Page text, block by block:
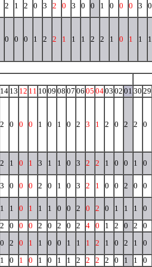
2 1 2 0 3 2 0 3 0 0 1 0 0 0 3 0
0 0 0 1 2 2 1 1 1 2 2 1 0 1 1 1
14 13 12 11 10 09 08 07 06 05 0403 02 01 30 29
2 0 0 0 1 0 1 0 2 3 1 2 0 2 2 0
2 1 0 1 3 1 1 0 3 2 2 1 0 0 1 0
3 0 0 0 2 0 1 0 3 2 1 0 0 2 0 0
1 1 0 1 1 1 0 0 2 0 2 0 1 1 1 0
2 0 0 0 2 0 2 0 2 4 0 1 2 0 2 0
0 2 0 1 1 0 0 1 1 1 2 1 0 2 1 0
1 0 1 0 1 0 1 1 2 2 2 2 0 1 1 0